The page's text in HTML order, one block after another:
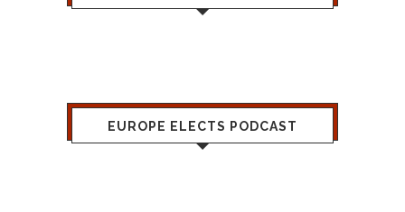
EUROPE ELECTS PODCAST